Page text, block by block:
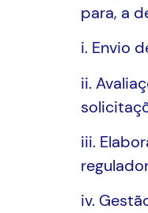
para, a
i. Envio
ii.
iii.
iv.